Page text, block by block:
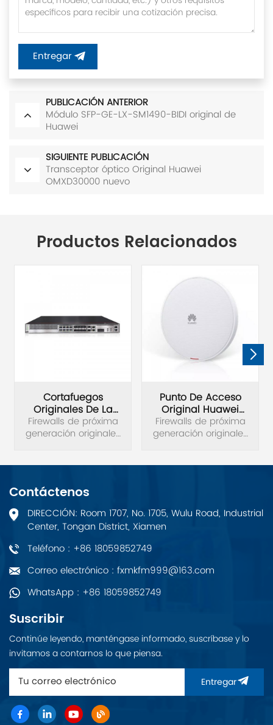
Entregar
PUBLICACIÓN ANTERIOR
Módulo SFP-GE-LX-SM1490-BIDI original de
Huawei
SIGUIENTE PUBLICACIÓN
Transceptor óptico Original Huawei
OMXD30000 nuevo
Productos Relacionados
Cortafuegos
Originales De La
Serie Huawei
USG6525E-AC
Firewalls de próxima
generación originales
Punto De Acceso
Original Huawei
AirEngine 5761-11
Firewalls de próxima
generación originales
5761-11 destaca en
ancho de banda y
una experiencia de
red de alta calidad,
pequeñas y medianas
empresas y hospitales
hasta cafeterías.
Contáctenos
DIRECCIÓN: Room 1707, No. 1705, Wulu Road, Industrial
Center, Tongan District, Xiamen
Teléfono : +86 18059852749
Correo electrónico : fxmkfm999@163.com
WhatsApp : +86 18059852749
Suscribir
Continúe leyendo, manténgase informado, suscríbase y lo
invitamos a contarnos lo que piensa.
Entregar